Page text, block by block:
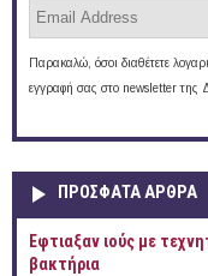
Παρακαλώ, όσοι διαθέτετε
εγγραφή σας στο newsletter
ΠΡOΣΦΑΤΑ AΡΘΡΑ
Έφτιαξαν ιούς με
βακτήρια